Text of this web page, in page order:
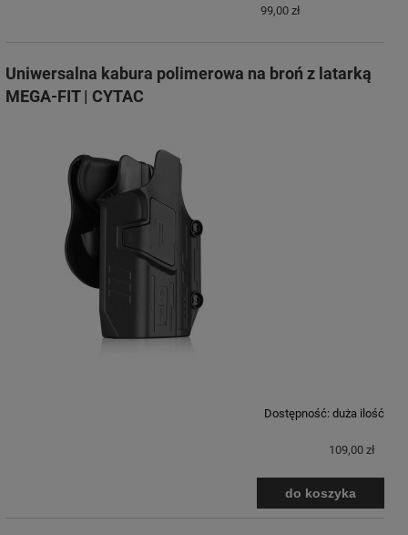
99,00 zł
Uniwersalna kabura polimerowa na broń z latarką
MEGA-FIT | CYTAC
Dostępność: duża ilość
109,00 zł
do koszyka